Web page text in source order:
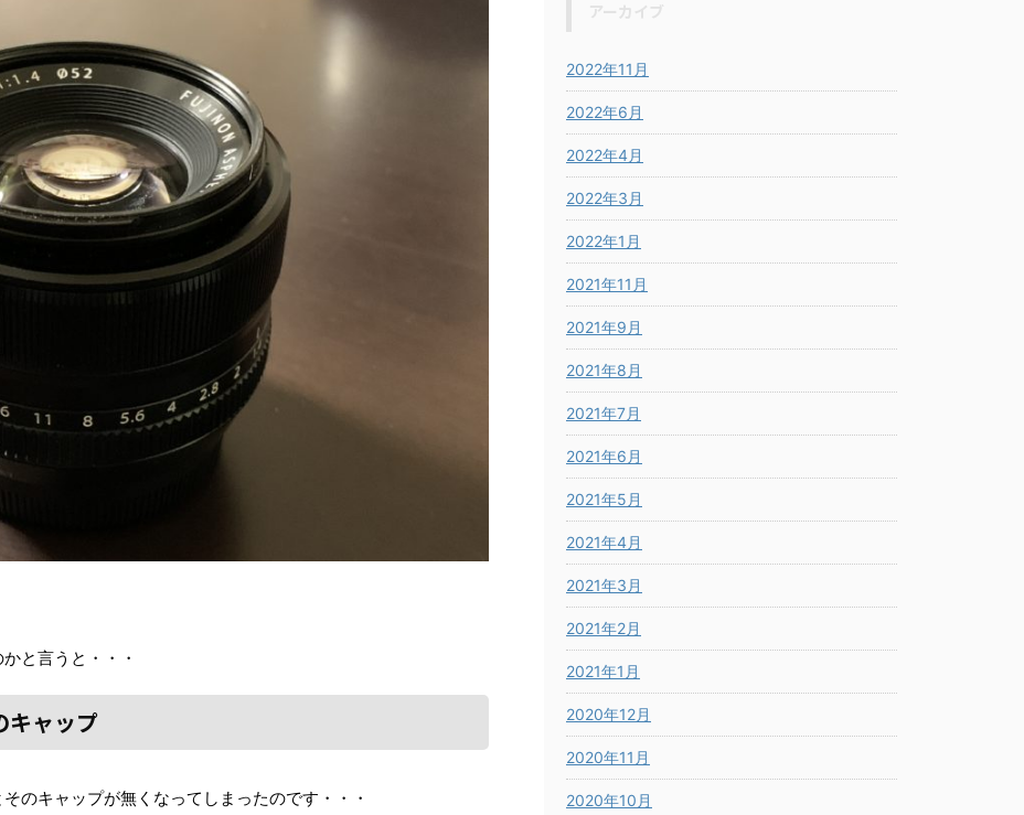
と言うと・・・
キャップ
のキャップが無くなってしまったのです・・・
2022年11月
2022年6月
2022年4月
2022年3月
2022年1月
2021年11月
2021年9月
2021年8月
2021年7月
2021年6月
2021年5月
2021年4月
2021年3月
2021年2月
2021年1月
2020年12月
2020年11月
2020年10月